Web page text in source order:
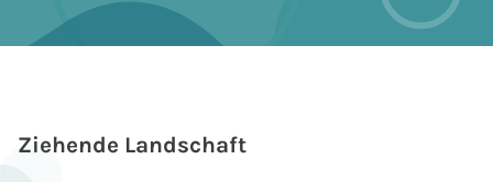
Ziehende Landschaft